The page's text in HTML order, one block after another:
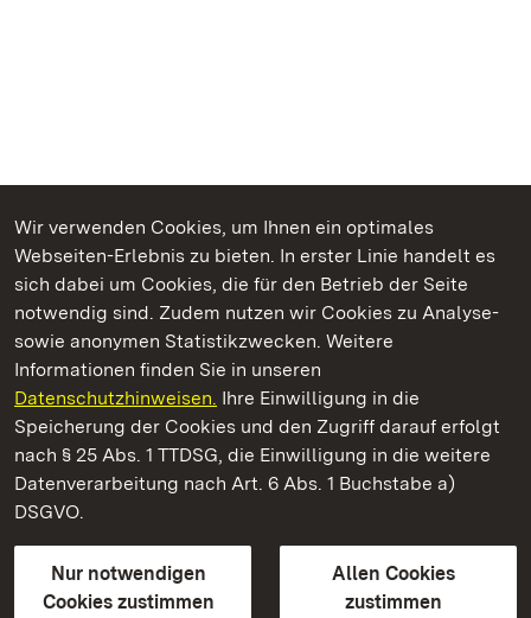
Wir verwenden Cookies, um Ihnen ein optimales
Webseiten-Erlebnis zu bieten. In erster Linie handelt es
sich dabei um Cookies, die für den Betrieb der Seite
notwendig sind. Zudem nutzen wir Cookies zu Analyse-
sowie anonymen Statistikzwecken. Weitere
Informationen finden Sie in unseren
Datenschutzhinweisen. Ihre Einwilligung in die
Speicherung der Cookies und den Zugriff darauf erfolgt
nach § 25 Abs. 1 TTDSG, die Einwilligung in die weitere
Datenverarbeitung nach Art. 6 Abs. 1 Buchstabe a)
DSGVO.
Nur notwendigen
Cookies zustimmen
Allen Cookies
zustimmen
Kommen. Staunen. Genießen.
Schloss Solitude
Staatliche Schlösser und Gärten Baden-Württemberg
Kontakt
GebärdenspracheLeichte Sprache
Erklärung zur Barrierefreiheit
BITV-konform (geprüfte Seiten)